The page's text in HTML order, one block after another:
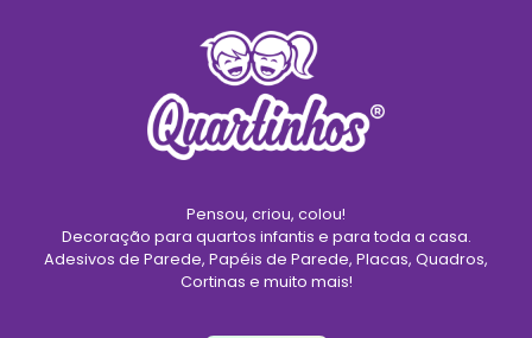
Pensou, criou, colou!
Decoração para quartos infantis e para toda a casa.
Adesivos de Parede, Papéis de Parede, Placas, Quadros,
Cortinas e muito mais!